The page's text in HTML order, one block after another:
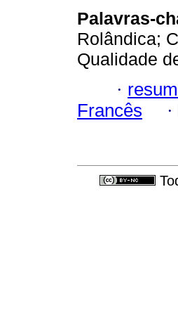
Palavras-
Rolândica;
Qualidade
·
Francês
·